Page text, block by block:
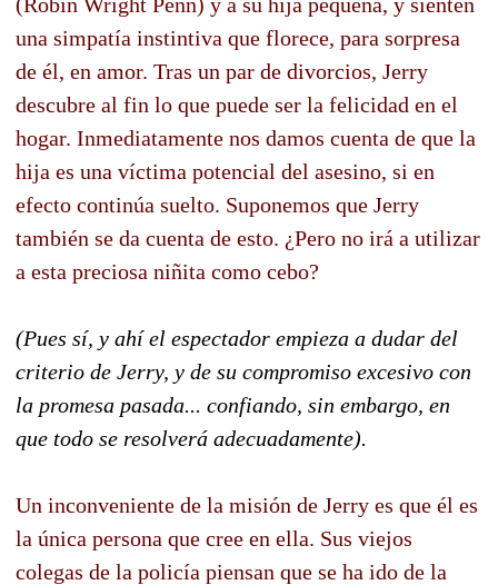
una simpatía instintiva que florece, para sorpresa
de él, en amor. Tras un par de divorcios, Jerry
descubre al fin lo que puede ser la felicidad en el
hogar. Inmediatamente nos damos cuenta de que la
hija es una víctima potencial del asesino, si en
efecto continúa suelto. Suponemos que Jerry
también se da cuenta de esto. ¿Pero no irá a utilizar
a esta preciosa niñita como cebo?
(Pues sí, y ahí el espectador empieza a dudar del
criterio de Jerry, y de su compromiso excesivo con
la promesa pasada... confiando, sin embargo, en
que todo se resolverá adecuadamente).
Un inconveniente de la misión de Jerry es que él es
la única persona que cree en ella. Sus viejos
colegas de la policía piensan que se ha ido de la